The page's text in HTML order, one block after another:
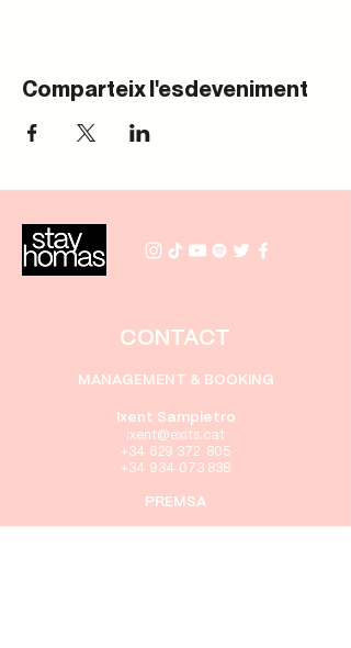
Comparteix l'esdeveniment
CONTACT
MANAGEMENT & BOOKING
Ixent Sampietro
ixent@exits.cat
+34 629 372 805
+34 934 073 838
PREMSA